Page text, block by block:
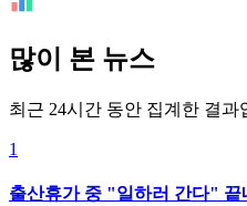
많이 본 뉴스
최근 24시간 동안 집계한 결과
1
출산휴가 중 "일하러 간다" 끝